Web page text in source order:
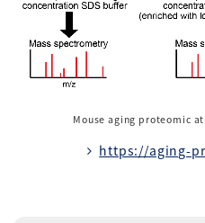
Mouse aging proteomic
https://aging-